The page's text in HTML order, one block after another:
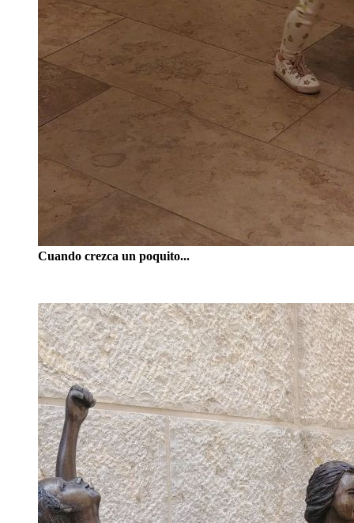
Cuando crezca un poquito...